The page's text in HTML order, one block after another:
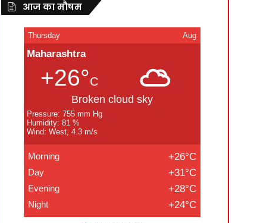
आज का मौषम
Thursday Aug
Maharashtra
+26°C
Broken cloud sky
Pressure: 755 mm Hg
Humidity: 81 %
Wind: West, 4.3 m/s
Morning +26°C
Day +31°C
Evening +28°C
Night +24°C